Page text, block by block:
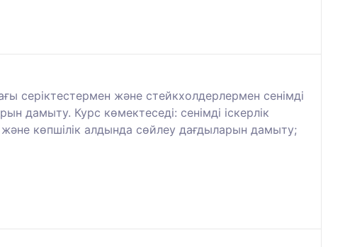
серіктестермен және стейкхолдерлермен сенімді
дамыту. Курс көмектеседі: сенімді іскерлік
және көпшілік алдында сөйлеу дағдыларын дамыту;